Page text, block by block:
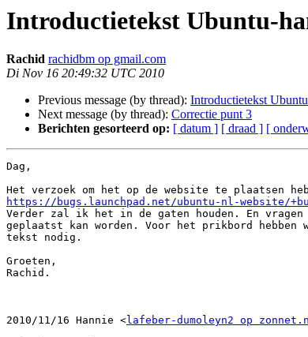
Introductietekst Ubuntu-
Rachid rachidbm op gmail.com
Di Nov 16 20:49:32 UTC 2010
Previous message (by thread): Introductietekst
Next message (by thread): Correctie punt 3
Berichten gesorteerd op: [ datum ] [ draad ] [
Dag,
https://bugs.launchpad.net/ubuntu-nl-website/
Verder zal ik het in de gaten houden. En
geplaatst kan worden. Voor het prikbord hebben
tekst nodig.
Groeten,
Rachid.
2010/11/16 Hannie <lafeber-dumoleyn2 op